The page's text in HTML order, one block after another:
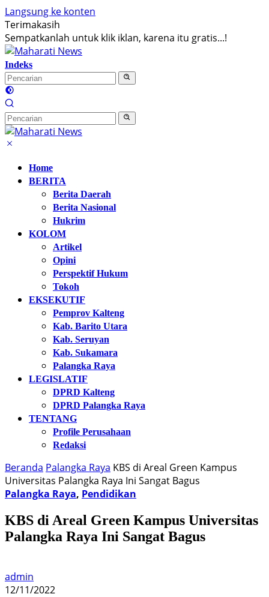
Langsung ke konten
Terimakasih
Sempatkanlah untuk klik iklan, karena itu gratis...!
Indeks
Home
BERITA
Berita Daerah
Berita Nasional
Hukrim
KOLOM
Artikel
Opini
Perspektif Hukum
Tokoh
EKSEKUTIF
Pemprov Kalteng
Kab. Barito Utara
Kab. Seruyan
Kab. Sukamara
Palangka Raya
LEGISLATIF
DPRD Kalteng
DPRD Palangka Raya
TENTANG
Profile Perusahaan
Redaksi
Beranda Palangka Raya KBS di Areal Green Kampus
Universitas Palangka Raya Ini Sangat Bagus
Palangka Raya, Pendidikan
KBS di Areal Green Kampus Universitas
Palangka Raya Ini Sangat Bagus
admin
12/11/2022